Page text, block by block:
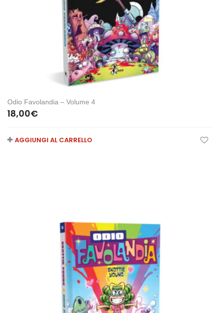
Odio Favolandia – Volume 4
18,00€
AGGIUNGI AL CARRELLO